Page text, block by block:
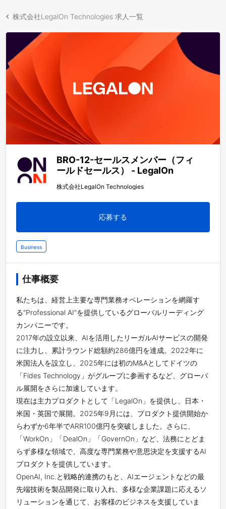
株式会社LegalOn Technologies 求人一覧
BRO-12-セールスメンバー（フィ
ールドセールス） - LegalOn
株式会社LegalOn Technologies
応募する
Business
仕事概要
私たちは、経営上主要な専門業務オペレーションを網羅す
る“Professional AI”を提供しているグローバルリーディング
カンパニーです。
2017年の設立以来、AIを活用したリーガルAIサービスの開発
に注力し、累計ラウンド総額約286億円を達成。2022年に
米国法人を設立し、2025年には初のM&Aとしてドイツの
「Fides Technology」がグループに参画するなど、グローバ
ル展開をさらに加速しています。
現在は主力プロダクトとして「LegalOn」を提供し、日本・
米国・英国で展開。2025年9月には、プロダクト提供開始か
らわずか6年半でARR100億円を突破しました。さらに、
「WorkOn」「DealOn」「GovernOn」など、法務にとどま
らず多様な領域で、高度な専門業務や意思決定を支援するAI
プロダクトを提供しています。
OpenAI, Inc.と戦略的連携のもと、AIエージェントなどの最
先端技術を製品開発に取り入れ、多様な企業課題に応えるソ
リューションを通じて、お客様のビジネスを支援していま